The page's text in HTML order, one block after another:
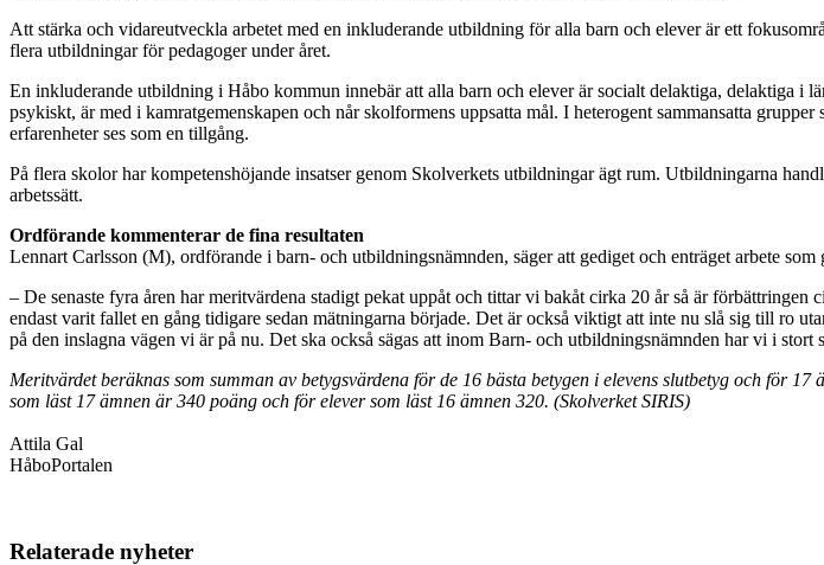
Att stärka och vidareutveckla arbetet med en inkluderande utbildning för alla barn och elever är ett
flera utbildningar för pedagoger under året.
En inkluderande utbildning i Håbo kommun innebär att alla barn och elever är socialt delaktiga, delaktiga i
psykiskt, är med i kamratgemenskapen och når skolformens uppsatta mål. I heterogent sammansatta
erfarenheter ses som en tillgång.
På flera skolor har kompetenshöjande insatser genom Skolverkets utbildningar ägt rum. Utbildningarna
arbetssätt.
Ordförande kommenterar de fina resultaten
Lennart Carlsson (M), ordförande i barn- och utbildningsnämnden, säger att gediget och enträget arbete
– De senaste fyra åren har meritvärdena stadigt pekat uppåt och tittar vi bakåt cirka 20 år så är
endast varit fallet en gång tidigare sedan mätningarna började. Det är också viktigt att inte nu slå sig till ro
på den inslagna vägen vi är på nu. Det ska också sägas att inom Barn- och utbildningsnämnden har vi i stort
Meritvärdet beräknas som summan av betygsvärdena för de 16 bästa betygen i elevens slutbetyg och för
som läst 17 ämnen är 340 poäng och för elever som läst 16 ämnen 320. (Skolverket SIRIS)
Attila Gal
HåboPortalen
Relaterade nyheter